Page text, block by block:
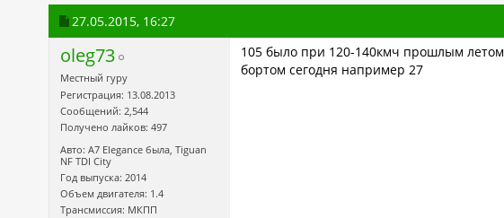
27.05.2015, 16:27
oleg73
Местный гуру
Регистрация: 13.08.2013
Сообщений: 2,544
Получено лайков: 497
Авто: A7 Elegance была, Tiguan
NF TDI City
Год выпуска: 2014
Объем двигателя: 1.4
Трансмиссия: МКПП
105 было при 120-140кмч прошлым летом
бортом сегодня например 27